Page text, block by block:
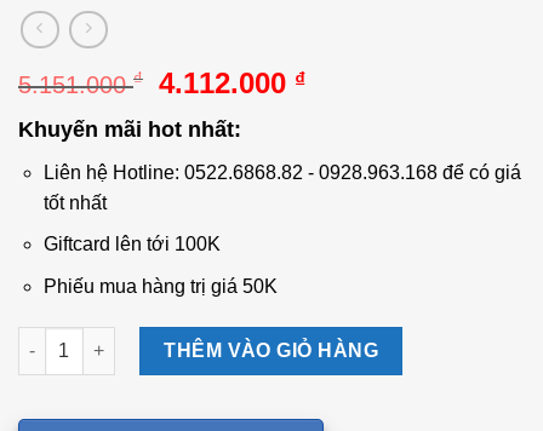
5.151.000₫
Giá
là:
5.151.000 ₫.
4.112.000 ₫Giá
là:
Khuyến mãi hot nhất:
Liên hệ Hotline: 0522.6868.82 - 0928.963.168 để có giá
tốt nhất
Giftcard lên tới 100K
Phiếu mua hàng trị giá 50K
Sen tắm TOTO TBS01302V/DGH108ZR số lượng
THÊM VÀO GIỎ HÀNG